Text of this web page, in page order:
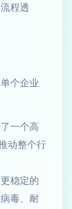
程透
个企业
一个高
动整个行
稳定的
毒、耐